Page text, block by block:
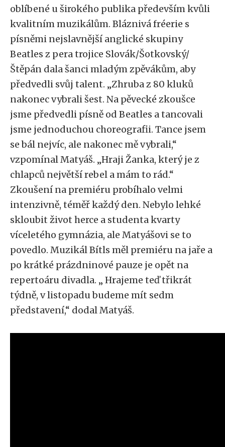
oblíbené u širokého publika především kvůli
kvalitním muzikálům. Bláznivá fréerie s
písněmi nejslavnější anglické skupiny
Beatles z pera trojice Slovák/Šotkovský/
Štěpán dala šanci mladým zpěvákům, aby
předvedli svůj talent. „Zhruba z 80 kluků
nakonec vybrali šest. Na pěvecké zkoušce
jsme předvedli písně od Beatles a tancovali
jsme jednoduchou choreografii. Tance jsem
se bál nejvíc, ale nakonec mě vybrali,“
vzpomínal Matyáš. „Hraji Žanka, který je z
chlapců největší rebel a mám to rád.“
Zkoušení na premiéru probíhalo velmi
intenzivně, téměř každý den. Nebylo lehké
skloubit život herce a studenta kvarty
víceletého gymnázia, ale Matyášovi se to
povedlo. Muzikál Bítls měl premiéru na jaře a
po krátké prázdninové pauze je opět na
repertoáru divadla. „ Hrajeme teď třikrát
týdně, v listopadu budeme mít sedm
představení,“ dodal Matyáš.